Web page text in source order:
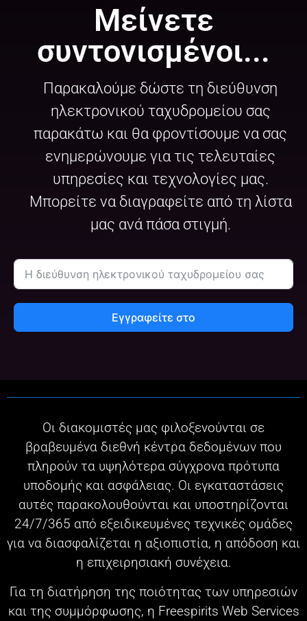
Μείνετε
συντονισμένοι...
Παρακαλούμε δώστε τη διεύθυνση
ηλεκτρονικού ταχυδρομείου σας
παρακάτω και θα φροντίσουμε να σας
ενημερώνουμε για τις τελευταίες
υπηρεσίες και τεχνολογίες μας.
Μπορείτε να διαγραφείτε από τη λίστα
μας ανά πάσα στιγμή.
Εγγραφείτε στο
Οι διακομιστές μας φιλοξενούνται σε
βραβευμένα διεθνή κέντρα δεδομένων που
πληρούν τα υψηλότερα σύγχρονα πρότυπα
υποδομής και ασφάλειας. Οι εγκαταστάσεις
αυτές παρακολουθούνται και υποστηρίζονται
24/7/365 από εξειδικευμένες τεχνικές ομάδες
για να διασφαλίζεται η αξιοπιστία, η απόδοση και
η επιχειρησιακή συνέχεια.
Για τη διατήρηση της ποιότητας των υπηρεσιών
και της συμμόρφωσης, η Freespirits Web Services